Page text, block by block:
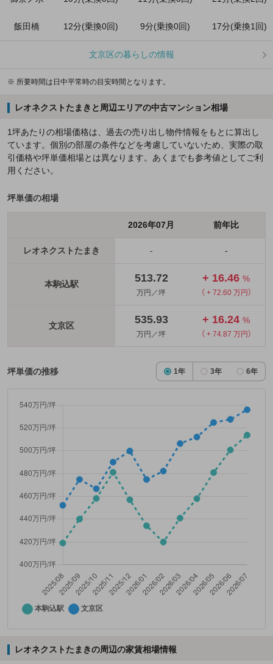
飯田橋 12分(乗換0回) 9分(乗換0回) 17分(乗換1回)
文京区の暮らしの情報
※ 所要時間は日中平常時の目安時間となります。
レオネクストたまきと周辺エリアの中古マンション相場
1坪あたりの相場価格は、過去の売り出し物件情報をもとに算出し
ています。個別の部屋の条件などを考慮していないため、実際の取
引価格や坪単価相場とは異なります。あくまでも参考値としてご利
用ください。
坪単価の相場
2026年07月 前年比
レオネクストたまき - -
本駒込駅 513.72
万円／坪
+ 16.46 %
（ + 72.60 万円）
文京区 535.93
万円／坪
+ 16.24 %
（ + 74.87 万円）
坪単価の推移 1年 3年 6年
レオネクストたまきの周辺の家賃相場情報